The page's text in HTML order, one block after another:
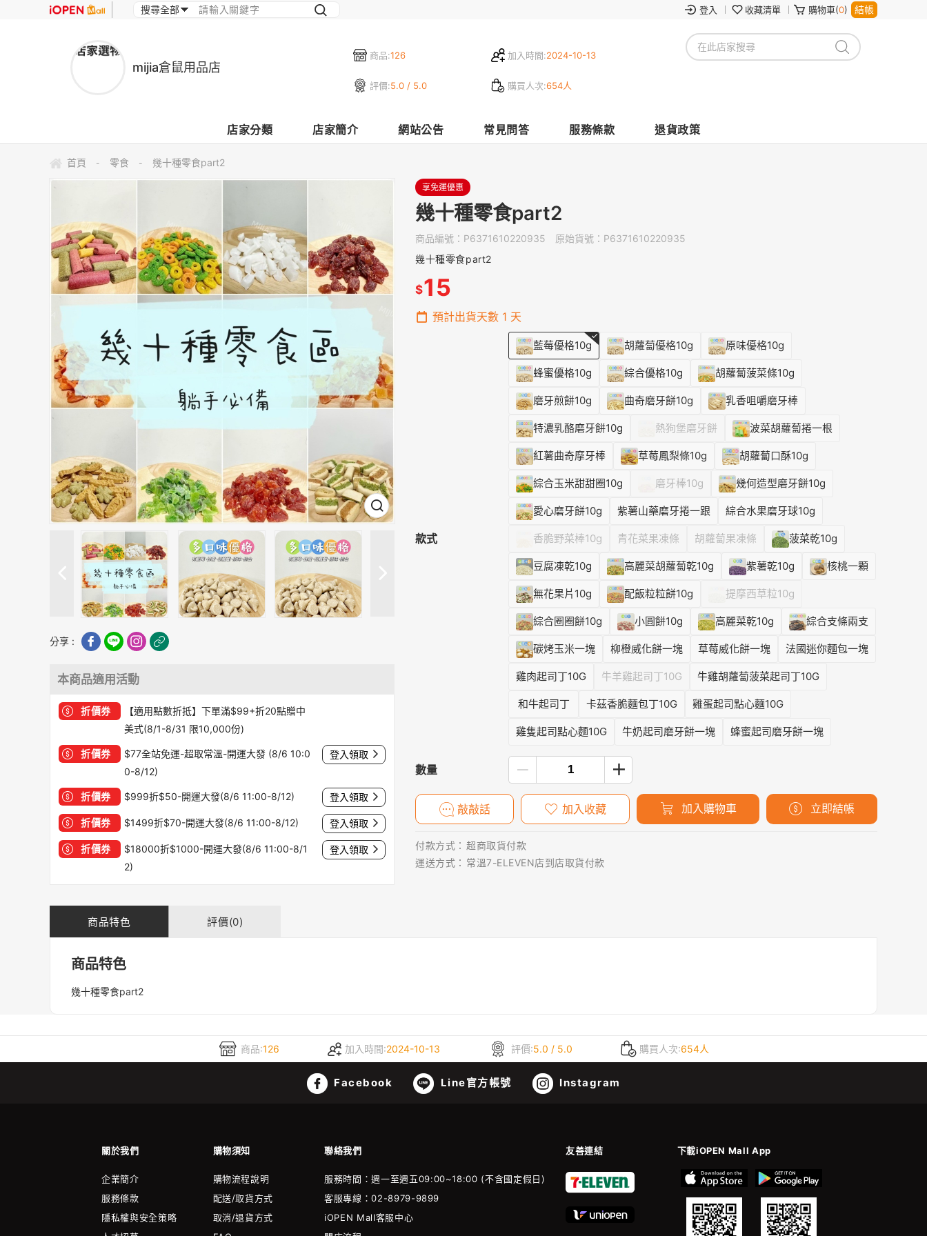
登入 收藏清單 購物車(0) 結帳
商品:126 加入時間:2024-10-13
評價:5.0 / 5.0 購買人次:654人
mijia倉鼠用品店
店家分類 店家簡介 網站公告 常見問答 服務條款 退貨政策
首頁 - 零食 - 幾十種零食part2
分享 :
本商品適用活動
折價券
【適用點數折抵】下單滿$99+折20點贈中
美式(8/1-8/31 限10,000份)
折價券
$77全站免運-超取常溫-開運大發 (8/6 10:0
0-8/12)
登入領取
折價券 $999折$50-開運大發(8/6 11:00-8/12) 登入領取
折價券 $1499折$70-開運大發(8/6 11:00-8/12) 登入領取
折價券
$18000折$1000-開運大發(8/6 11:00-8/1
2)
登入領取
享免運優惠
幾十種零食part2
商品編號： P6371610220935 原始貨號： P6371610220935
幾十種零食part2
$15
預計出貨天數 1 天
款式
藍莓優格10g 胡蘿蔔優格10g 原味優格10g
蜂蜜優格10g 綜合優格10g 胡蘿蔔菠菜條10g
磨牙煎餅10g 曲奇磨牙餅10g 乳香咀嚼磨牙棒
特濃乳酪磨牙餅10g 熱狗堡磨牙餅 波菜胡蘿蔔捲一根
紅薯曲奇摩牙棒 草莓鳳梨條10g 胡蘿蔔口酥10g
綜合玉米甜甜圈10g 磨牙棒10g 幾何造型磨牙餅10g
愛心磨牙餅10g 紫薯山藥磨牙捲一跟 綜合水果磨牙球10g
香脆野菜棒10g 青花菜果凍條 胡蘿蔔果凍條 菠菜乾10g
豆腐凍乾10g 高麗菜胡蘿蔔乾10g 紫薯乾10g 核桃一顆
無花果片10g 配飯粒粒餅10g 提摩西草粒10g
綜合圈圈餅10g 小圓餅10g 高麗菜乾10g 綜合支條兩支
碳烤玉米一塊 柳橙威化餅一塊 草莓威化餅一塊 法國迷你麵包一塊
雞肉起司丁10G 牛羊雞起司丁10G 牛雞胡蘿蔔菠菜起司丁10G
和牛起司丁 卡茲香脆麵包丁10G 雞蛋起司點心麵10G
雞隻起司點心麵10G 牛奶起司磨牙餅一塊 蜂蜜起司磨牙餅一塊
數量
敲敲話 加入收藏 加入購物車 立即結帳
付款方式： 超商取貨付款
運送方式： 常溫7-ELEVEN店到店取貨付款
商品特色 評價(0)
商品特色
幾十種零食part2
商品:126 加入時間:2024-10-13 評價:5.0 / 5.0 購買人次:654人
Facebook Line官方帳號 Instagram
關於我們 購物須知 聯絡我們 友善連結 下載iOPEN Mall App
企業簡介
服務條款
隱私權與安全策略
購物流程說明
配送/取貨方式
取消/退貨方式
服務時間：週一至週五09:00~18:00 (不含國定假日)
客服專線：02-8979-9899
iOPEN Mall客服中心